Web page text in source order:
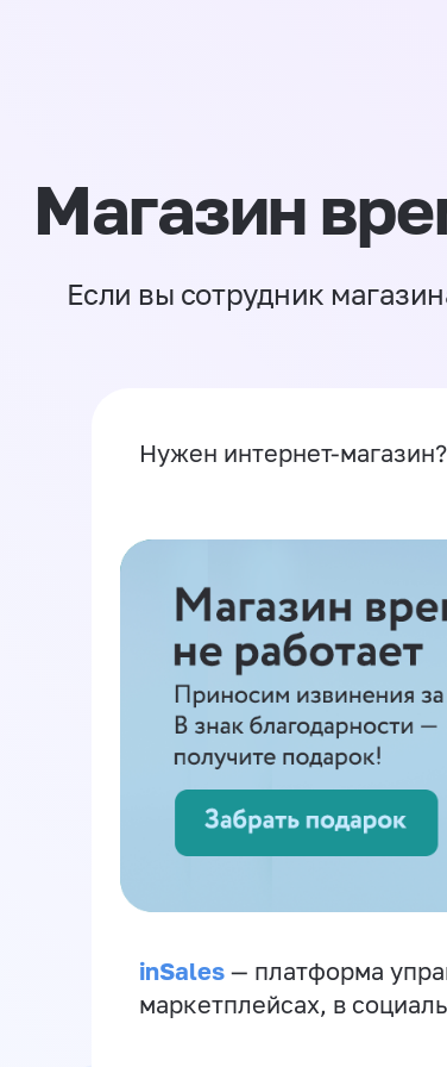
Магазин
Если вы сотрудник
Нужен интернет-магазин?
inSales — платформа
маркетплейсах, в